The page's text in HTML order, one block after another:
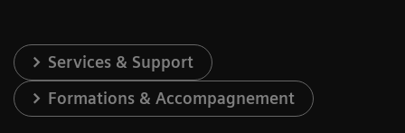
Services & Support
Formations & Accompagnement